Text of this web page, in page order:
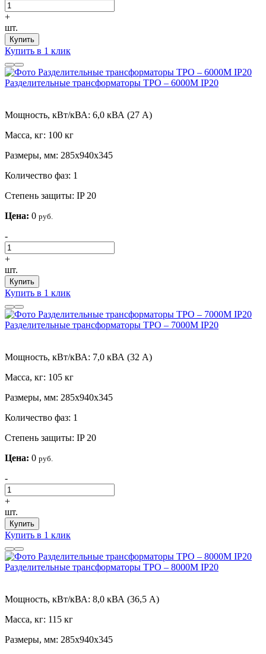
+
шт.
Купить
Купить в 1 клик
Разделительные трансформаторы ТРО – 6000М IP20
Мощность, кВт/кВА: 6,0 кВА (27 А)
Масса, кг: 100 кг
Размеры, мм: 285х940х345
Количество фаз: 1
Степень защиты: IP 20
Цена: 0 руб.
-
+
шт.
Купить
Купить в 1 клик
Разделительные трансформаторы ТРО – 7000М IP20
Мощность, кВт/кВА: 7,0 кВА (32 А)
Масса, кг: 105 кг
Размеры, мм: 285х940х345
Количество фаз: 1
Степень защиты: IP 20
Цена: 0 руб.
-
+
шт.
Купить
Купить в 1 клик
Разделительные трансформаторы ТРО – 8000М IP20
Мощность, кВт/кВА: 8,0 кВА (36,5 А)
Масса, кг: 115 кг
Размеры, мм: 285х940х345